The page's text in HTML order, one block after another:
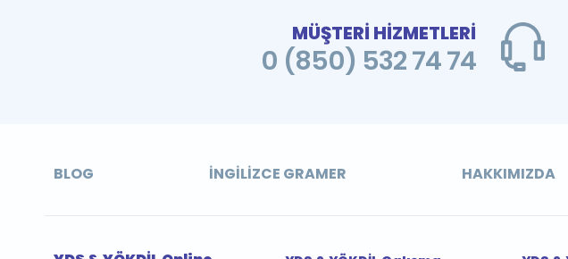
MÜŞTERİ HİZMETLERİ
0 (850) 532 74 74
BLOG İNGILIZCE GRAMER HAKKIMIZDA